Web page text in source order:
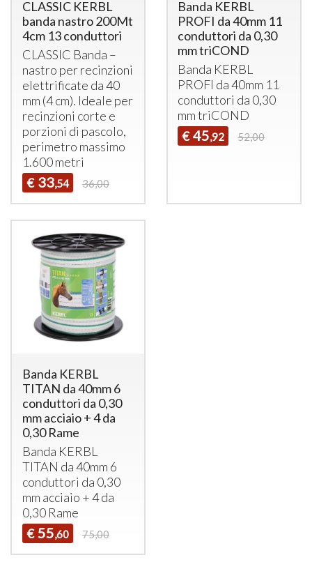
CLASSIC KERBL
banda nastro 200Mt
4cm 13 conduttori
CLASSIC Banda –
nastro per recinzioni
elettrificate da 40
mm (4 cm). Ideale per
recinzioni corte e
porzioni di pascolo,
perimetro massimo
1.600 metri
€ 33,54 36,00
Banda KERBL
PROFI da 40mm 11
conduttori da 0,30
mm triCOND
Banda KERBL
PROFI da 40mm 11
conduttori da 0,30
mm triCOND
€ 45,92 52,00
Banda KERBL
TITAN da 40mm 6
conduttori da 0,30
mm acciaio + 4 da
0,30 Rame
Banda KERBL
TITAN da 40mm 6
conduttori da 0,30
mm acciaio + 4 da
0,30 Rame
€ 55,60 75,00